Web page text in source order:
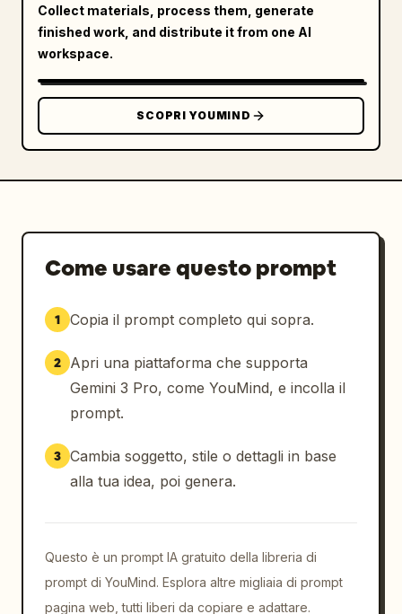
Collect materials, process them, generate
finished work, and distribute it from one AI
workspace.
SCOPRI YOUMIND
Come usare questo prompt
1 Copia il prompt completo qui sopra.
2
Apri una piattaforma che supporta
Gemini 3 Pro, come YouMind, e incolla il
prompt.
3 Cambia soggetto, stile o dettagli in base
alla tua idea, poi genera.
Questo è un prompt IA gratuito della libreria di
prompt di YouMind. Esplora altre migliaia di prompt
pagina web, tutti liberi da copiare e adattare.